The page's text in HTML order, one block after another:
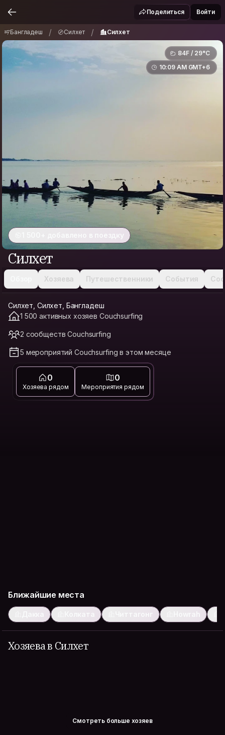
СилхетПоделиться Войти
Бангладеш / Силхет / Силхет
84F / 29°C
10:09 AM GMT+6
1 500+ добавлено в поездку
Силхет
Хозяева Путешественники События
Силхет, Силхет, Бангладеш
1 500 активных хозяев Couchsurfing
2 сообществ Couchsurfing
5 мероприятий Couchsurfing в этом месяце
0
Хозяева рядом
0
Мероприятия рядом
Ближайшие места
Дакка Колката Читтагонг Howrah
Хозяева в Силхет
Смотреть больше хозяев